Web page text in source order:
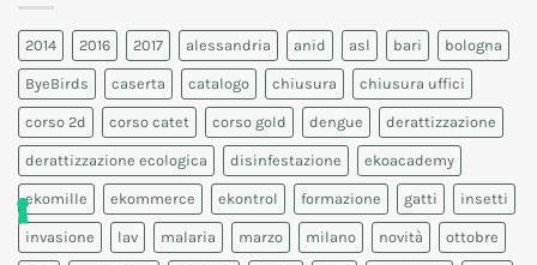
2014 2016 2017 alessandria anid asl bari bologna
ByeBirds caserta catalogo chiusura chiusura uffici
corso 2d corso catet corso gold dengue derattizzazione
derattizzazione ecologica disinfestazione ekoacademy
ekomille ekommerce ekontrol formazione gatti insetti
invasione lav malaria marzo milano novità ottobre